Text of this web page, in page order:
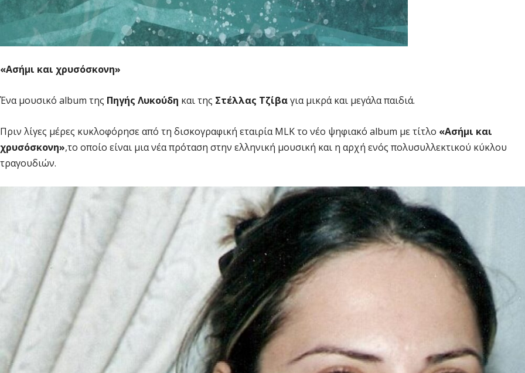
«Ασήμι και χρυσόσκονη»
Ένα μουσικό album της Πηγής Λυκούδη και της Στέλλας Τζίβαγια μικρά και μεγάλα παιδιά.
Πριν λίγες μέρες κυκλοφόρησε από τη δισκογραφική εταιρία MLK το νέο ψηφιακό album με τίτλο «Ασήμι και
χρυσόσκονη»,το οποίο είναι μια νέα πρόταση στην ελληνική μουσική και η αρχή ενός πολυσυλλεκτικού κύκλου
τραγουδιών.